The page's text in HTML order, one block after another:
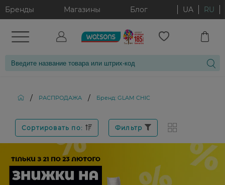
Бренды Магазины Блог UA RU
/ РАСПРОДАЖА / Бренд: GLAM CHIC
Сортировать по: Фильтр